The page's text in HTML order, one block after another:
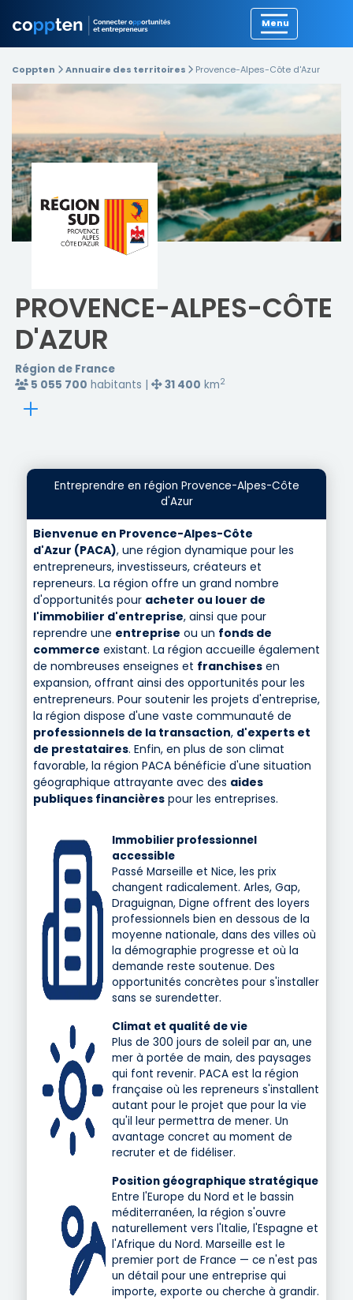
Coppten Annuaire des territoires Provence-Alpes-Côte d'Azur
PROVENCE-ALPES-CÔTE
D'AZUR
Région de France
5 055 700 habitants | 31 400 km2
Entreprendre en région Provence-Alpes-Côte
d'Azur
Bienvenue en Provence-Alpes-Côte
d'Azur (PACA), une région dynamique pour les
entrepreneurs, investisseurs, créateurs et
repreneurs. La région offre un grand nombre
d'opportunités pour acheter ou louer de
l'immobilier d'entreprise, ainsi que pour
reprendre une entreprise ou un fonds de
commerce existant. La région accueille également
de nombreuses enseignes et franchises en
expansion, offrant ainsi des opportunités pour les
entrepreneurs. Pour soutenir les projets d'entreprise,
la région dispose d'une vaste communauté de
professionnels de la transaction, d'experts et
de prestataires. Enfin, en plus de son climat
favorable, la région PACA bénéficie d'une situation
géographique attrayante avec des aides
publiques financières pour les entreprises.
Immobilier professionnel
accessible
Passé Marseille et Nice, les prix
changent radicalement. Arles, Gap,
Draguignan, Digne offrent des loyers
professionnels bien en dessous de la
moyenne nationale, dans des villes où
la démographie progresse et où la
demande reste soutenue. Des
opportunités concrètes pour s'installer
sans se surendetter.
Climat et qualité de vie
Plus de 300 jours de soleil par an, une
mer à portée de main, des paysages
qui font revenir. PACA est la région
française où les repreneurs s'installent
autant pour le projet que pour la vie
qu'il leur permettra de mener. Un
avantage concret au moment de
recruter et de fidéliser.
Position géographique stratégique
Entre l'Europe du Nord et le bassin
méditerranéen, la région s'ouvre
naturellement vers l'Italie, l'Espagne et
l'Afrique du Nord. Marseille est le
premier port de France — ce n'est pas
un détail pour une entreprise qui
importe, exporte ou cherche à grandir.